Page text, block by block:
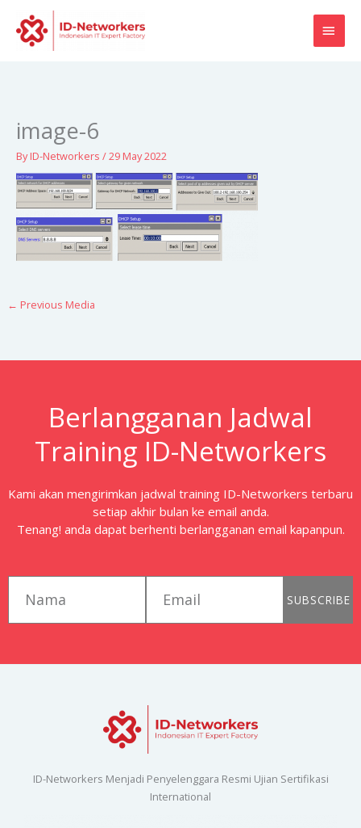
content
image-6
ByID-Networkers /29 May 2022
← Previous Media
Berlangganan Jadwal
Training ID-Networkers
Kami akan mengirimkan jadwal training ID-Networkers terbaru
setiap akhir bulan ke email anda.
Tenang! anda dapat berhenti berlangganan email kapanpun.
SUBSCRIBE
ID-Networkers Menjadi Penyelenggara Resmi Ujian Sertifikasi
International